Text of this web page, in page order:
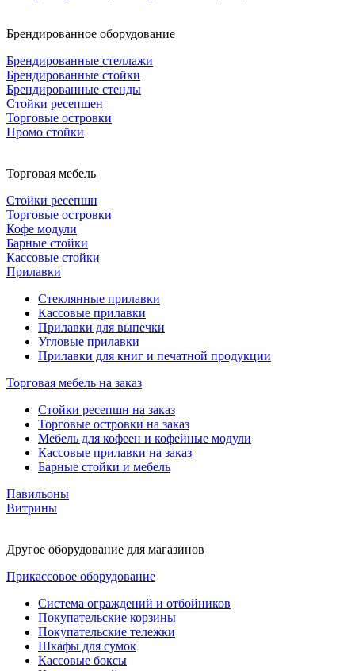
Брендированное оборудование
Брендированные стеллажи
Брендированные стойки
Брендированные стенды
Стойки ресепшен
Торговые островки
Промо стойки
Торговая мебель
Стойки ресепшн
Торговые островки
Кофе модули
Барные стойки
Кассовые стойки
Прилавки
Стеклянные прилавки
Кассовые прилавки
Прилавки для выпечки
Угловые прилавки
Прилавки для книг и печатной продукции
Торговая мебель на заказ
Стойки ресепшн на заказ
Торговые островки на заказ
Мебель для кофеен и кофейные модули
Кассовые прилавки на заказ
Барные стойки и мебель
Павильоны
Витрины
Другое оборудование для магазинов
Прикассовое оборудование
Система ограждений и отбойников
Покупательские корзины
Покупательские тележки
Шкафы для сумок
Кассовые боксы